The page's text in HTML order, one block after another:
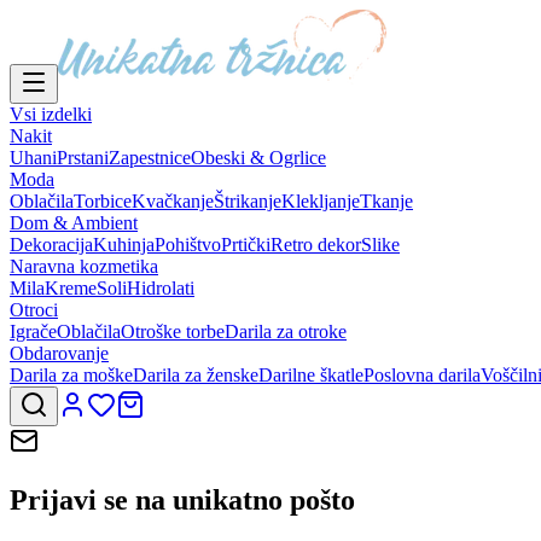
Vsi izdelki
Nakit
UhaniPrstaniZapestniceObeski & Ogrlice
Moda
OblačilaTorbiceKvačkanjeŠtrikanjeKlekljanjeTkanje
Dom & Ambient
DekoracijaKuhinjaPohištvoPrtičkiRetro dekorSlike
Naravna kozmetika
MilaKremeSoliHidrolati
Otroci
IgračeOblačilaOtroške torbeDarila za otroke
Obdarovanje
Darila za moškeDarila za ženskeDarilne škatlePoslovna darila
Prijavi se na unikatno pošto